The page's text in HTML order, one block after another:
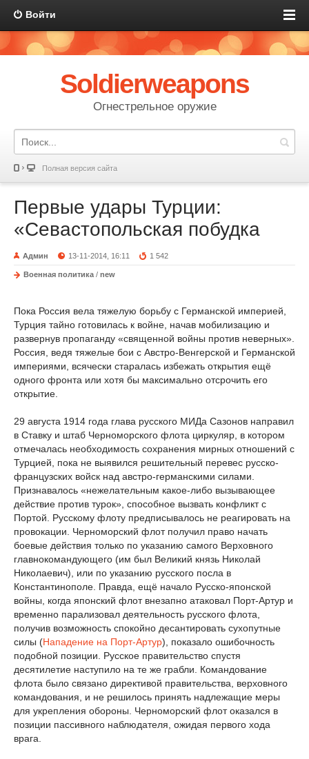
Войти
Soldierweapons
Огнестрельное оружие
Полная версия сайта
Первые удары Турции:
«Севастопольская побудка
Админ 13-11-2014, 16:11 1 542
Военная политика / new
Пока Россия вела тяжелую борьбу с Германской империей,
Турция тайно готовилась к войне, начав мобилизацию и
развернув пропаганду «священной войны против неверных».
Россия, ведя тяжелые бои с Австро-Венгерской и Германской
империями, всячески старалась избежать открытия ещё
одного фронта или хотя бы максимально отсрочить его
открытие.
29 августа 1914 года глава русского МИДа Сазонов направил
в Ставку и штаб Черноморского флота циркуляр, в котором
отмечалась необходимость сохранения мирных отношений с
Турцией, пока не выявился решительный перевес русско-
французских войск над австро-германскими силами.
Признавалось «нежелательным какое-либо вызывающее
действие против турок», способное вызвать конфликт с
Портой. Русскому флоту предписывалось не реагировать на
провокации. Черноморский флот получил право начать
боевые действия только по указанию самого Верховного
главнокомандующего (им был Великий князь Николай
Николаевич), или по указанию русского посла в
Константинополе. Правда, ещё начало Русско-японской
войны, когда японский флот внезапно атаковал Порт-Артур и
временно парализовал деятельность русского флота,
получив возможность спокойно десантировать сухопутные
силы (Нападение на Порт-Артур), показало ошибочность
подобной позиции. Русское правительство спустя
десятилетие наступило на те же грабли. Командование
флота было связано директивой правительства, верховного
командования, и не решилось принять надлежащие меры
для укрепления обороны. Черноморский флот оказался в
позиции пассивного наблюдателя, ожидая первого хода
врага.